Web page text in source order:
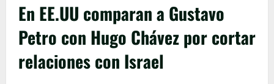
En EE.UU comparan a Gustavo
Petro con Hugo Chávez por cortar
relaciones con Israel